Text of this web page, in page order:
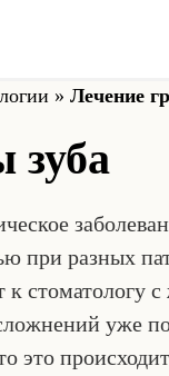
» Лечение
зуба
разных
уже
это